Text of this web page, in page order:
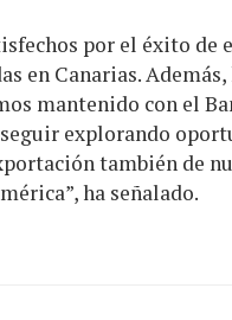
por el éxito de
en Canarias.
mantenido con el
explorando
también de
ha señalado.